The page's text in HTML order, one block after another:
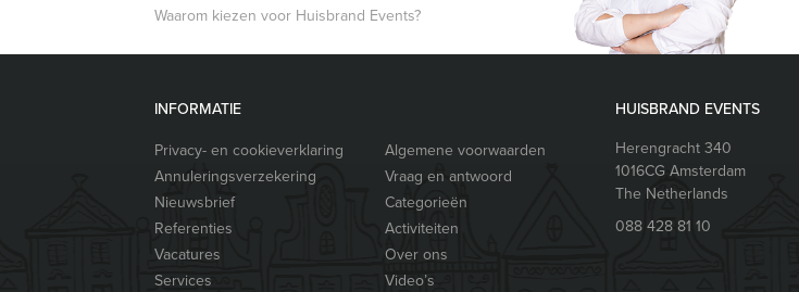
Waarom kiezen voor Huisbrand Events?
INFORMATIE
Privacy- en cookieverklaring
Algemene voorwaarden
Annuleringsverzekering
Vraag en antwoord
Nieuwsbrief
Categorieën
Referenties
Activiteiten
Vacatures
Over ons
Services
Video’s
HUISBRAND EVENTS
Herengracht 340
1016CG Amsterdam
The Netherlands
088 428 81 10